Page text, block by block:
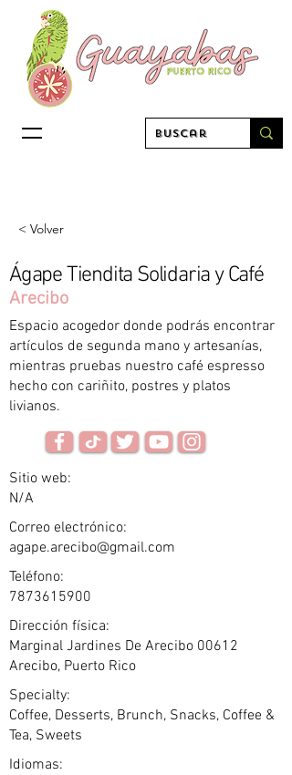
< Volver
Ágape Tiendita Solidaria y Café
Arecibo
Espacio acogedor donde podrás encontrar
artículos de segunda mano y artesanías,
mientras pruebas nuestro café espresso
hecho con cariñito, postres y platos
livianos.
Sitio web:
N/A
Correo electrónico:
agape.arecibo@gmail.com
Teléfono:
7873615900
Dirección física:
Marginal Jardines De Arecibo 00612
Arecibo, Puerto Rico
Specialty:
Coffee, Desserts, Brunch, Snacks, Coffee &
Tea, Sweets
Idiomas: